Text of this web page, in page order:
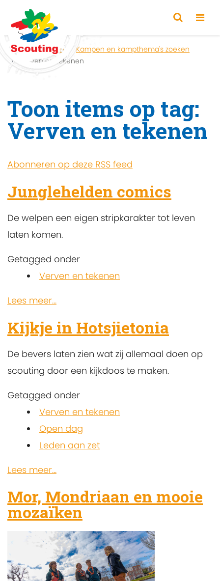
Home Zoeken
Kampen en kampthema's zoeken
Verven en tekenen
Toon items op tag:
Verven en tekenen
Abonneren op deze RSS feed
Junglehelden comics
De welpen een eigen stripkarakter tot leven
laten komen.
Getagged onder
Verven en tekenen
Lees meer...
Kijkje in Hotsjietonia
De bevers laten zien wat zij allemaal doen op
scouting door een kijkdoos te maken.
Getagged onder
Verven en tekenen
Open dag
Leden aan zet
Lees meer...
Mor, Mondriaan en mooie
mozaïken